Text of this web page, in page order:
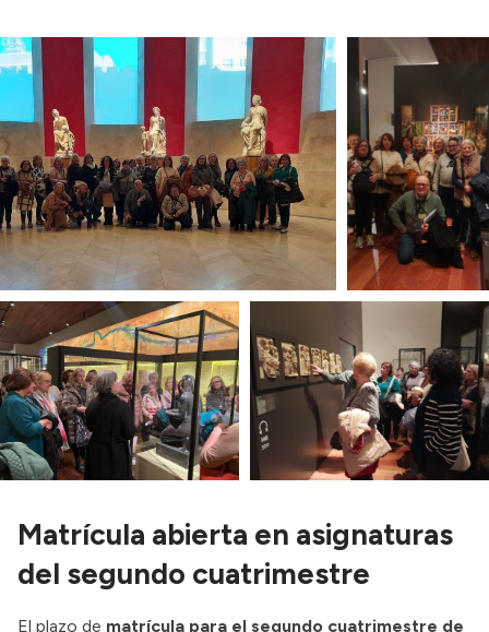
Matrícula abierta en asignaturas
del segundo cuatrimestre
El plazo de matrícula para el segundo cuatrimestre de